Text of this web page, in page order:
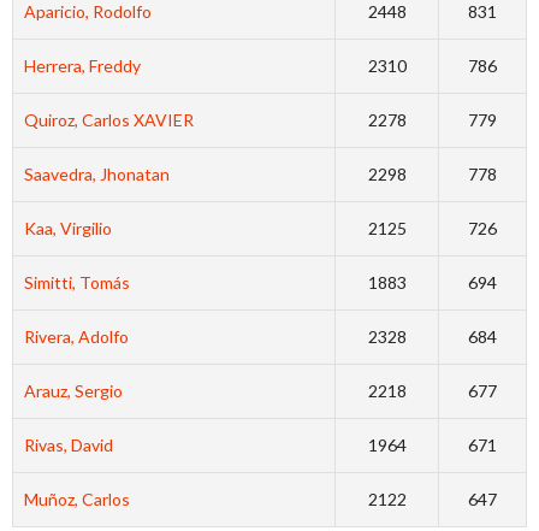
Aparicio, Rodolfo 2448 831
Herrera, Freddy 2310 786
Quiroz, Carlos XAVIER 2278 779
Saavedra, Jhonatan 2298 778
Kaa, Virgilio 2125 726
Simitti, Tomás 1883 694
Rivera, Adolfo 2328 684
Arauz, Sergio 2218 677
Rivas, David 1964 671
Muñoz, Carlos 2122 647